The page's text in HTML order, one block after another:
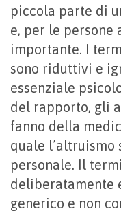
piccola parte di
e, per le persone
importante. I
sono riduttivi e
essenziale
del rapporto, gli
fanno della
quale l’altruismo
personale. Il
deliberatamente
generico e non